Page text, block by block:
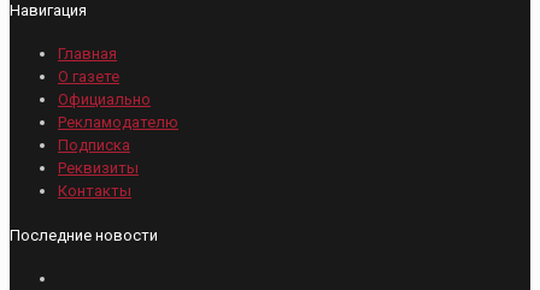
Навигация
Главная
О газете
Официально
Рекламодателю
Подписка
Реквизиты
Контакты
Последние новости